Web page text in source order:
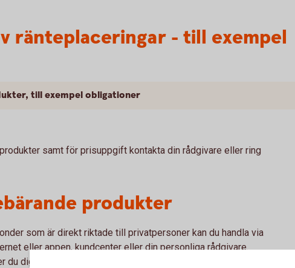
ränteplaceringar - till exempel
till exempel obligationer
samt för prisuppgift kontakta din rådgivare eller ring
produkter
som är direkt riktade till privatpersoner kan du handla via
eller appen, kundcenter eller din personliga rådgivare.
du dig till ditt kontor.